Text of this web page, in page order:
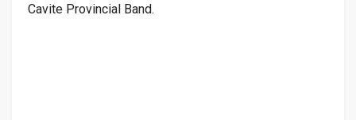
Cavite Provincial Band.